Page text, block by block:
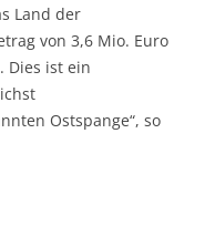
Land der
von 3,6 Mio. Euro
Dies ist ein
Ostspange“, so